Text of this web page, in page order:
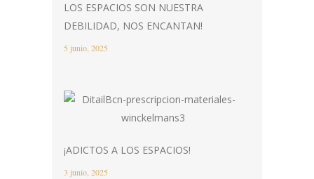
LOS ESPACIOS SON NUESTRA
DEBILIDAD, NOS ENCANTAN!
5 junio, 2025
¡ADICTOS A LOS ESPACIOS!
3 junio, 2025